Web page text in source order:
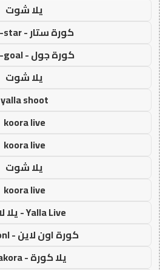
يلا شوت
كورة ستار - koora-star
كورة جول - koora-goal
يلا شوت
yalla shoot
koora live
koora live
يلا شوت
koora live
Yalla Live - يلا لايف
كورة اون لاين - koora onl
يلا كورة - yallakora